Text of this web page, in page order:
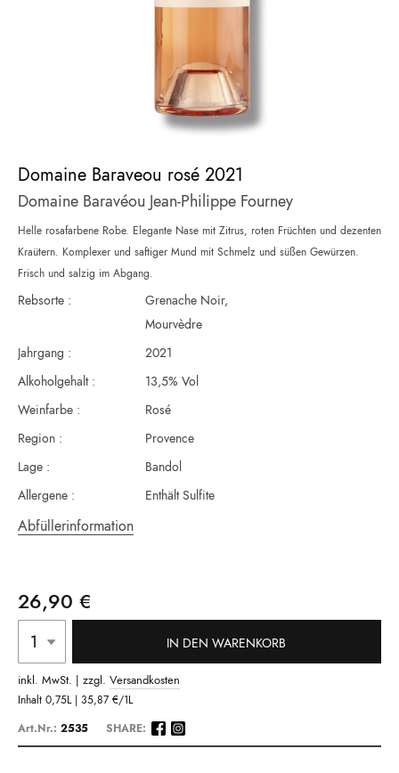
Domaine Baraveou rosé 2021
Domaine Baravéou Jean-Philippe Fourney
Helle rosafarbene Robe. Elegante Nase mit Zitrus, roten Früchten und dezenten
Kraütern. Komplexer und saftiger Mund mit Schmelz und süßen Gewürzen.
Frisch und salzig im Abgang.
Rebsorte :
Grenache Noir,
Mourvèdre
Jahrgang :
2021
Alkoholgehalt :
13,5% Vol
Weinfarbe :
Rosé
Region :
Provence
Lage :
Bandol
Allergene :
Enthält Sulfite
Abfüllerinformation
26,90 €
IN DEN WARENKORB
inkl. MwSt. | zzgl. Versandkosten
Inhalt 0,75L | 35,87 €/1L
Anfang
der
Bildergalerie
springen
Art.Nr.: 2535 SHARE: